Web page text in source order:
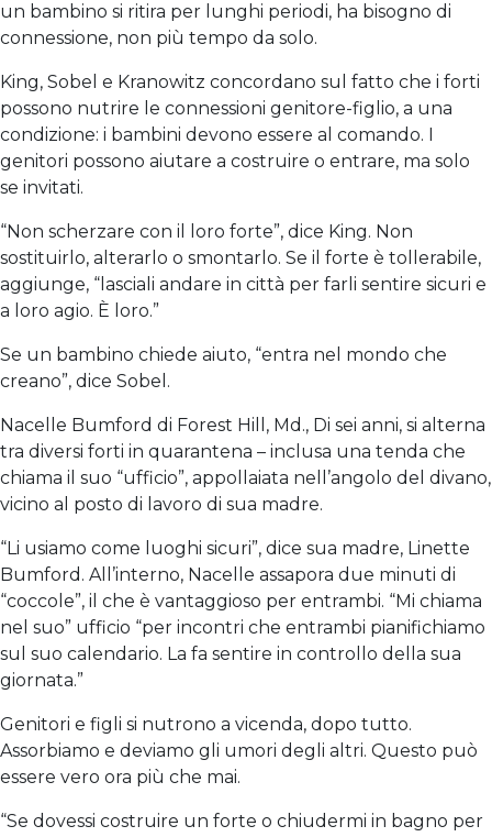
un bambino si ritira per lunghi periodi, ha bisogno di
connessione, non più tempo da solo.
King, Sobel e Kranowitz concordano sul fatto che i forti
possono nutrire le connessioni genitore-figlio, a una
condizione: i bambini devono essere al comando. I
genitori possono aiutare a costruire o entrare, ma solo
se invitati.
“Non scherzare con il loro forte”, dice King. Non
sostituirlo, alterarlo o smontarlo. Se il forte è tollerabile,
aggiunge, “lasciali andare in città per farli sentire sicuri e
a loro agio. È loro.”
Se un bambino chiede aiuto, “entra nel mondo che
creano”, dice Sobel.
Nacelle Bumford di Forest Hill, Md., Di sei anni, si alterna
tra diversi forti in quarantena – inclusa una tenda che
chiama il suo “ufficio”, appollaiata nell’angolo del divano,
vicino al posto di lavoro di sua madre.
“Li usiamo come luoghi sicuri”, dice sua madre, Linette
Bumford. All’interno, Nacelle assapora due minuti di
“coccole”, il che è vantaggioso per entrambi. “Mi chiama
nel suo” ufficio “per incontri che entrambi pianifichiamo
sul suo calendario. La fa sentire in controllo della sua
giornata.”
Genitori e figli si nutrono a vicenda, dopo tutto.
Assorbiamo e deviamo gli umori degli altri. Questo può
essere vero ora più che mai.
“Se dovessi costruire un forte o chiudermi in bagno per